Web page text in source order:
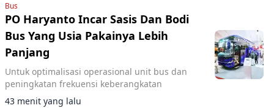
Bus
PO Haryanto Incar Sasis Dan Bodi
Bus Yang Usia Pakainya Lebih
Panjang
Untuk optimalisasi operasional unit bus dan
peningkatan frekuensi keberangkatan
43 menit yang lalu